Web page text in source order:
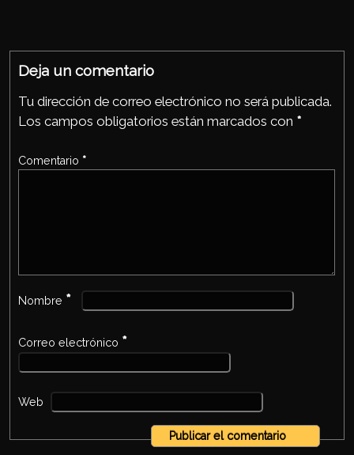
Deja un comentario
Tu dirección de correo electrónico no será publicada.
Los campos obligatorios están marcados con *
Comentario *
Nombre *
Correo electrónico *
Web